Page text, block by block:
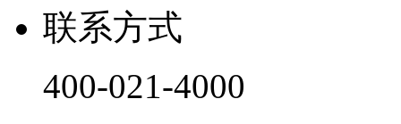
联系方式
400-021-4000